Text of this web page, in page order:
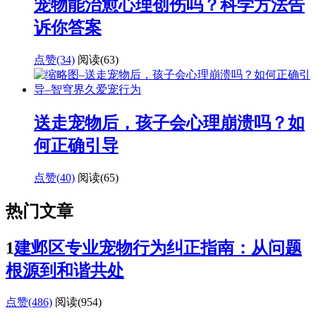
宠物能治愈心理创伤吗？科学方法告
诉你答案
点赞(34) 阅读(63)
送走宠物后，孩子会心理崩溃吗？如
何正确引导
点赞(40) 阅读(65)
热门文章
1建邺区专业宠物行为纠正指南：从问题
根源到和谐共处
点赞(486) 阅读(954)